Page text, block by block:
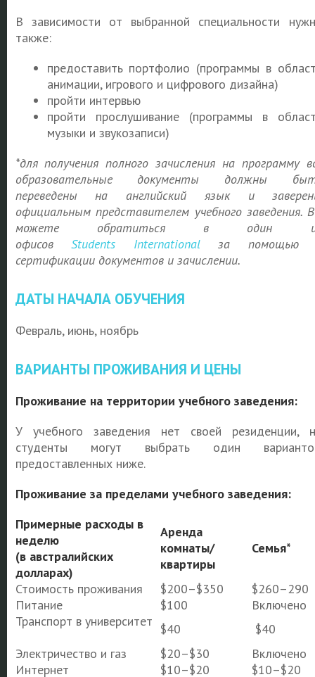
В зависимости от выбранной специальности
также:
предоставить портфолио (программы в
анимации, игрового и цифрового дизайна)
пройти интервью
пройти прослушивание (программы в
музыки и звукозаписи)
*для получения полного зачисления на программу
образовательные документы должны
переведены на английский язык и
официальным представителем учебного заведения.
можете обратиться в один
офисовStudents Internationalза помощью
сертификации документов и зачислении.
ДАТЫ НАЧАЛА ОБУЧЕНИЯ
Февраль, июнь, ноябрь
ВАРИАНТЫ ПРОЖИВАНИЯ И ЦЕНЫ
Проживание на территории учебного заведения:
У учебного заведения нет своей резиденции,
студенты могут выбрать один
предоставленных ниже.
Проживание за пределами учебного заведения:
Примерные расходы в
неделю
(в австралийских
долларах)
Аренда
комнаты/
квартиры
Семья*
Стоимость проживания $200–$350
$260–290
Питание
$100
Включено
Транспорт в университет $40
$40
Электричество и газ
$20–$30
Включено
Интернет
$10–$20
$10–$20